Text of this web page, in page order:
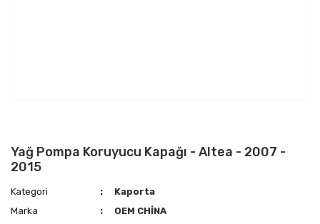
Yağ Pompa Koruyucu Kapağı - Altea - 2007 -
2015
Kategori
Kaporta
Marka
OEM CHİNA